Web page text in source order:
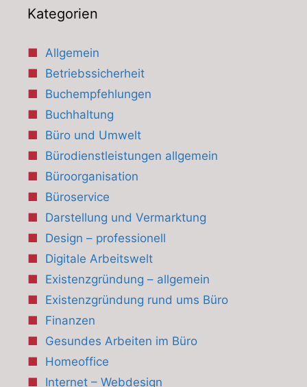
Kategorien
Allgemein
Betriebssicherheit
Buchempfehlungen
Buchhaltung
Büro und Umwelt
Bürodienstleistungen allgemein
Büroorganisation
Büroservice
Darstellung und Vermarktung
Design – professionell
Digitale Arbeitswelt
Existenzgründung – allgemein
Existenzgründung rund ums Büro
Finanzen
Gesundes Arbeiten im Büro
Homeoffice
Internet – Webdesign